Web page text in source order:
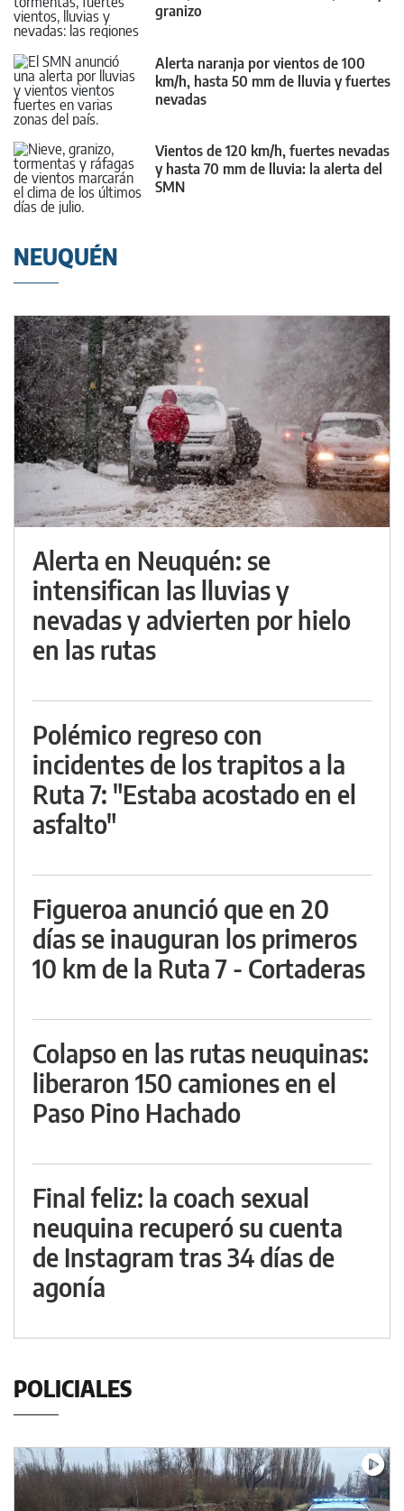
granizo
Alerta naranja por vientos de 100
km/h, hasta 50 mm de lluvia y fuertes
nevadas
Vientos de 120 km/h, fuertes nevadas
y hasta 70 mm de lluvia: la alerta del
SMN
NEUQUÉN
Alerta en Neuquén: se
intensifican las lluvias y
nevadas y advierten por hielo
en las rutas
Polémico regreso con
incidentes de los trapitos a la
Ruta 7: "Estaba acostado en el
asfalto"
Figueroa anunció que en 20
días se inauguran los primeros
10 km de la Ruta 7 - Cortaderas
Colapso en las rutas neuquinas:
liberaron 150 camiones en el
Paso Pino Hachado
Final feliz: la coach sexual
neuquina recuperó su cuenta
de Instagram tras 34 días de
agonía
POLICIALES